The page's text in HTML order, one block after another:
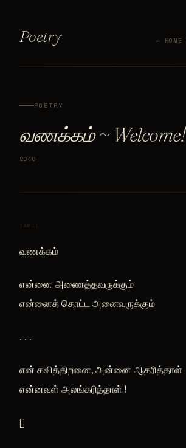
Poetry ← HOME
POETRY
வணக்கம் ~ Welcome!
2040
TAMIL
வணக்கம்
என்னை அணைத்தவருக்கும்
என்னைத் தொட்ட அனைவருக்கும்
. . .
என் கவித்திறனை, அன்னை ஆதரித்தாள்
என்னவள் அலங்கரித்தாள் !
[]